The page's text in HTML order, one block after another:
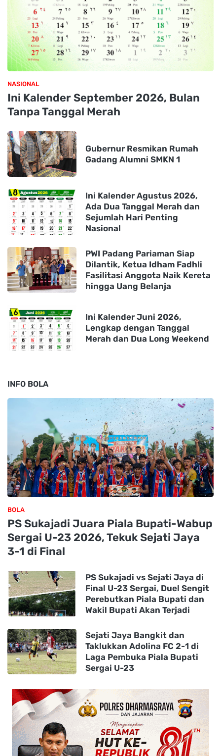
NASIONAL
Ini Kalender September 2026, Bulan
Tanpa Tanggal Merah
Gubernur Resmikan Rumah
Gadang Alumni SMKN 1
Ini Kalender Agustus 2026,
Ada Dua Tanggal Merah dan
Sejumlah Hari Penting
Nasional
PWI Padang Pariaman Siap
Dilantik, Ketua Idham Fadhli
Fasilitasi Anggota Naik Kereta
hingga Uang Belanja
Ini Kalender Juni 2026,
Lengkap dengan Tanggal
Merah dan Dua Long Weekend
INFO BOLA
BOLA
PS Sukajadi Juara Piala Bupati-Wabup
Sergai U-23 2026, Tekuk Sejati Jaya
3-1 di Final
PS Sukajadi vs Sejati Jaya di
Final U-23 Sergai, Duel Sengit
Perebutkan Piala Bupati dan
Wakil Bupati Akan Terjadi
Sejati Jaya Bangkit dan
Taklukkan Adolina FC 2-1 di
Laga Pembuka Piala Bupati
Sergai U-23